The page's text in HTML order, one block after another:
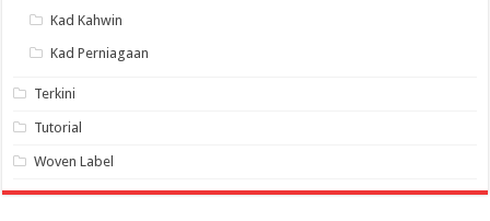
Kad Kahwin
Kad Perniagaan
Terkini
Tutorial
Woven Label